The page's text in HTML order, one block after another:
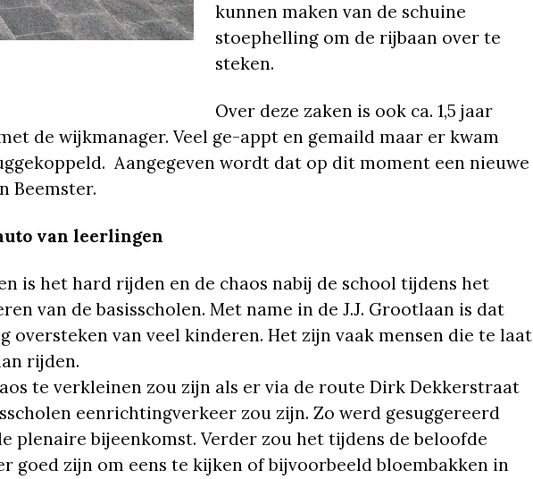
kunnen maken van de schuine
stoephelling om de rijbaan over te
steken.
Over deze zaken is ook ca. 1,5 jaar
de wijkmanager. Veel ge-appt en gemaild maar er kwam
Aangegeven wordt dat op dit moment een nieuwe
Beemster.
van leerlingen
is het hard rijden en de chaos nabij de school tijdens het
van de basisscholen. Met name in de J.J. Grootlaan is dat
oversteken van veel kinderen. Het zijn vaak mensen die te laat
rijden.
te verkleinen zou zijn als er via de route Dirk Dekkerstraat
eenrichtingverkeer zou zijn. Zo werd gesuggereerd
plenaire bijeenkomst. Verder zou het tijdens de beloofde
goed zijn om eens te kijken of bijvoorbeeld bloembakken in